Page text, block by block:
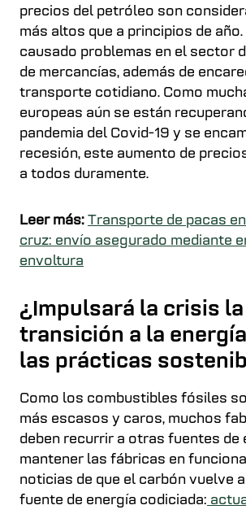
precios del petróleo son
más altos que a principios de
causado problemas en el sector
de mercancías, además de
transporte cotidiano. Como
europeas aún se están
pandemia del Covid-19 y se
recesión, este aumento de
a todos duramente.
Leer más: Transporte de pacas
cruz: envío asegurado mediante
envoltura
¿Impulsará la crisis la
transición a la
las prácticas
Como los combustibles fósiles
más escasos y caros, muchos
deben recurrir a otras fuentes de
mantener las fábricas en
noticias de que el carbón vuelve
fuente de energía codiciada: